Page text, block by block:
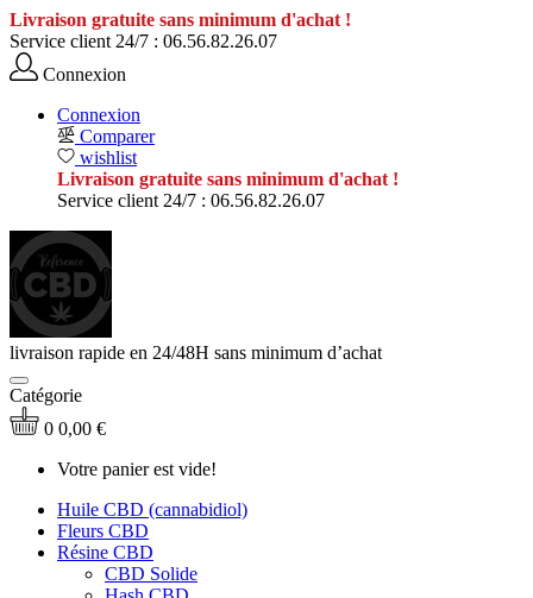
Livraison gratuite sans minimum d'achat !
Service client 24/7 : 06.56.82.26.07
Connexion
Connexion
Comparer
wishlist
Livraison gratuite sans minimum d'achat !
Service client 24/7 : 06.56.82.26.07
livraison rapide en 24/48H sans minimum d’achat
Catégorie
0 0,00 €
Votre panier est vide!
Huile CBD (cannabidiol)
Fleurs CBD
Résine CBD
CBD Solide